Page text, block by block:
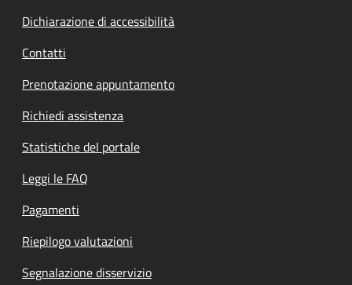
Dichiarazione di accessibilità
Contatti
Prenotazione appuntamento
Richiedi assistenza
Statistiche del portale
Leggi le FAQ
Pagamenti
Riepilogo valutazioni
Segnalazione disservizio